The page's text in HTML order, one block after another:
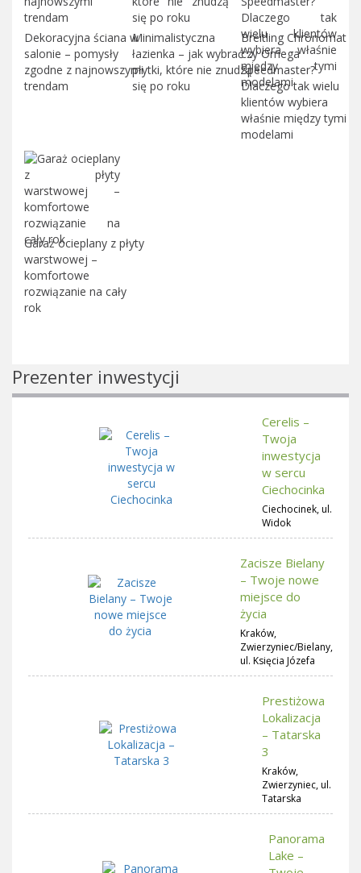
Dekoracyjna ściana w
salonie – pomysły
zgodne z najnowszymi
trendam
Minimalistyczna
łazienka – jak wybrać
płytki, które nie znudzą
się po roku
Breitling Chronomat
czy Omega
Speedmaster?
Dlaczego tak wielu
klientów wybiera
właśnie między tymi
modelami
Garaż ocieplany z płyty
warstwowej –
komfortowe
rozwiązanie na cały
rok
Prezenter inwestycji
Cerelis –
Twoja
inwestycja
w sercu
Ciechocinka
Ciechocinek, ul.
Widok
Zacisze Bielany
– Twoje nowe
miejsce do
życia
Kraków,
Zwierzyniec/Bielany,
ul. Księcia Józefa
Prestiżowa
Lokalizacja
– Tatarska
3
Kraków,
Zwierzyniec, ul.
Tatarska
Panorama
Lake –